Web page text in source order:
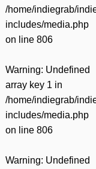
/home/indiegrab/
includes/media.php
on line 806
Warning: Undefined
array key 1 in
/home/indiegrab/
includes/media.php
on line 806
Warning: Undefined